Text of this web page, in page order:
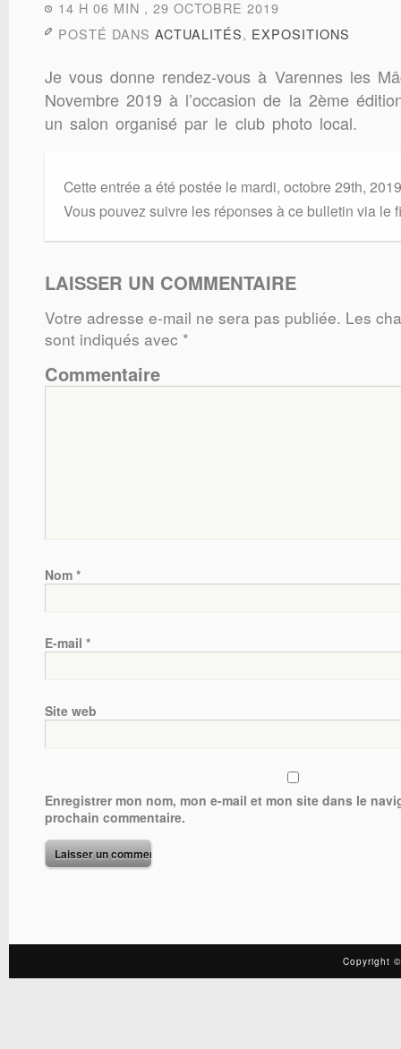
14 H 06 MIN , 29 OCTOBRE 2019
POSTÉ DANS ACTUALITÉS, EXPOSITIONS
Je vous donne rendez-vous à Varennes les
Novembre 2019 à l’occasion de la 2ème
un salon organisé par le club photo local.
Cette entrée a été postée le mardi, octobre 29th,
Vous pouvez suivre les réponses à ce bulletin via le
LAISSER UN COMMENTAIRE
Votre adresse e-mail ne sera pas publiée. Les
sont indiqués avec *
Commentaire
Nom *
E-mail *
Site web
Enregistrer mon nom, mon e-mail et mon site dans le
prochain commentaire.
Copyright